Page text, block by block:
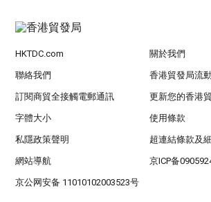
HKTDC.com 關於我們
聯絡我們 香港貿發局流
訂閱商貿全接觸電郵通訊 更新您的香港
字體大小 使用條款
私隱政策聲明 超連結條款及
網站導航 京ICP备
京公网安备 11010102003523号